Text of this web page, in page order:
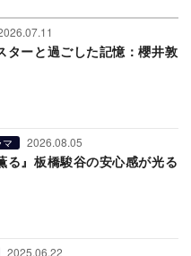
ターと過ごした記憶：櫻井敦
2026.08.05
る』板橋駿谷の安心感が光る
2025.06.22